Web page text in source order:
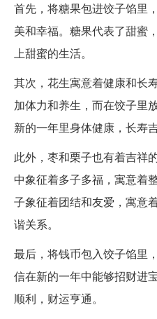
首先，将糖果包进饺子馅里
美和幸福。糖果代表了甜蜜
上甜蜜的生活。
其次，花生寓意着健康和长
加体力和养生，而在饺子里
新的一年里身体健康，长寿吉
此外，枣和栗子也有着吉祥
中象征着多子多福，寓意着
子象征着团结和友爱，寓意
谐关系。
最后，将钱币包入饺子馅里
信在新的一年中能够招财进
顺利，财运亨通。